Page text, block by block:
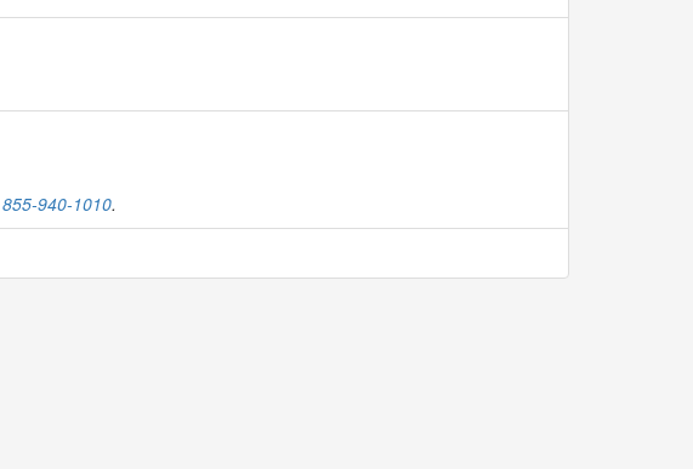
855-940-1010.